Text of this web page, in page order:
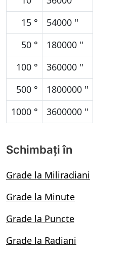
15 °
54000 ''
50 °
180000 ''
100 °
360000 ''
500 °
1800000 ''
1000 °
3600000 ''
Schimbați în
Grade la Miliradiani
Grade la Minute
Grade la Puncte
Grade la Radiani